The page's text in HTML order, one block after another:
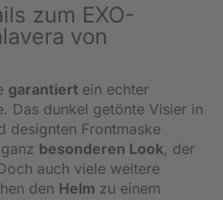
zum EXO-
von
garantiert ein echter
Das dunkel getönte Visier in
designten Frontmaske
besonderen Look, der
auch viele weitere
den Helm zu einem